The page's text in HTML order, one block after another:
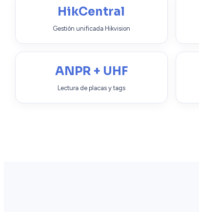
HikCentral
Gestión unificada Hikvision
ANPR + UHF
Lectura de placas y tags